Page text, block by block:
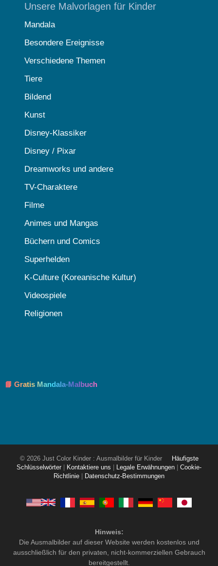
Unsere Malvorlagen für Kinder
Mandala
Besondere Ereignisse
Verschiedene Themen
Tiere
Bildend
Kunst
Disney-Klassiker
Disney / Pixar
Dreamworks und andere
TV-Charaktere
Filme
Animes und Mangas
Büchern und Comics
Superhelden
K-Culture (Koreanische Kultur)
Videospiele
Religionen
📘 Gratis Mandala-Malbuch
© 2026 Just Color Kinder : Ausmalbilder für Kinder
Häufigste
Schlüsselwörter
Kontaktiere uns Legale Erwähnungen
Cookie-
Richtlinie
Datenschutz-Bestimmungen
Hinweis:
Die Ausmalbilder auf dieser Website werden kostenlos und
ausschließlich für den privaten, nicht-kommerziellen Gebrauch
bereitgestellt.